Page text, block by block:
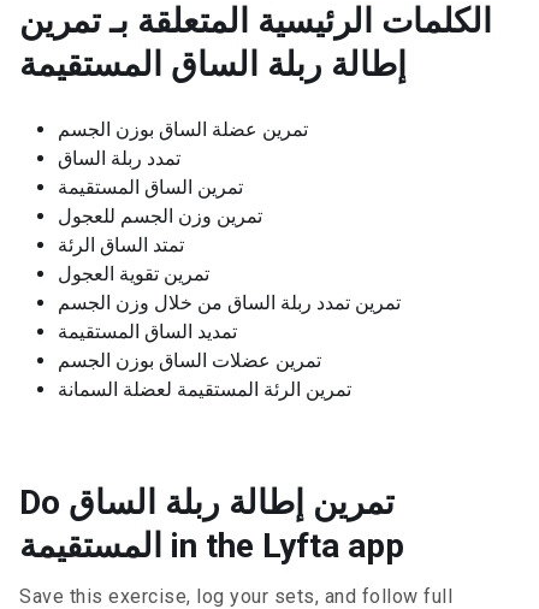
الكلمات الرئيسية المتعلقة بـ تمرين
إطالة ربلة الساق المستقيمة
تمرين عضلة الساق بوزن الجسم
تمدد ربلة الساق
تمرين الساق المستقيمة
تمرين وزن الجسم للعجول
تمتد الساق الرئة
تمرين تقوية العجول
تمرين تمدد ربلة الساق من خلال وزن الجسم
تمديد الساق المستقيمة
تمرين عضلات الساق بوزن الجسم
تمرين الرئة المستقيمة لعضلة السمانة
Do تمرين إطالة ربلة الساق
المستقيمة in the Lyfta app
Save this exercise, log your sets, and follow full